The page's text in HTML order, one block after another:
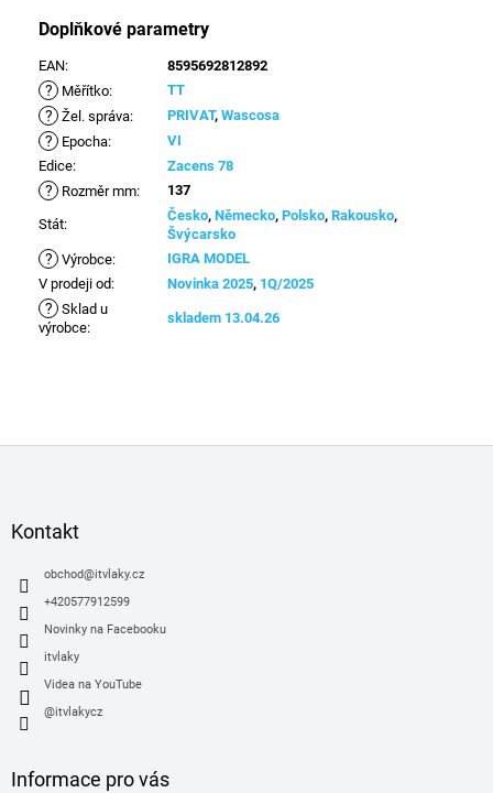
Doplňkové parametry
EAN: 8595692812892
? Měřítko: TT
? Žel. správa: PRIVAT, Wascosa
? Epocha:
VI
Edice: Zacens 78
? Rozměr mm: 137
Stát:
Česko, Německo, Polsko, Rakousko,
Švýcarsko
? Výrobce:
IGRA MODEL
V prodeji od: Novinka 2025, 1Q/2025
? Sklad u
výrobce:
skladem 13.04.26
Kontakt
obchod@itvlaky.cz
+420577912599
Novinky na Facebooku
itvlaky
Videa na YouTube
@itvlakycz
Informace pro vás